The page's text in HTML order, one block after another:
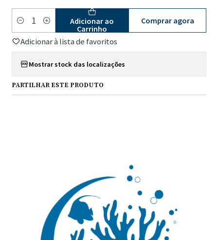
Quantidade
Adicionar ao
Carrinho
Comprar agora
Adicionar à lista de favoritos
Mostrar stock das localizações
PARTILHAR ESTE PRODUTO